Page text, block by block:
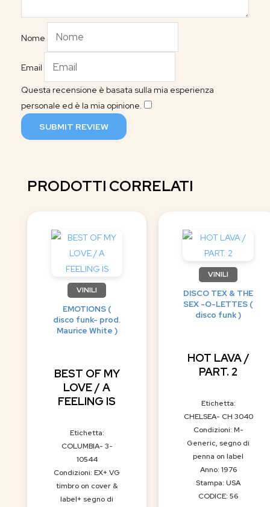
Nome
Email
Questa recensione è basata sulla mia esperienza
personale ed è la mia opinione.
SUBMIT REVIEW
PRODOTTI CORRELATI
VINILI
EMOTIONS (
disco funk- prod.
Maurice White )
BEST OF MY
LOVE / A
FEELING IS
Etichetta:
COLUMBIA- 3-
10544
Condizioni: EX+ VG
timbro on cover &
label+ segno di
VINILI
DISCO TEX & THE
SEX -O-LETTES (
disco funk )
HOT LAVA /
PART. 2
Etichetta:
CHELSEA- CH 3040
Condizioni: M-
Generic, segno di
penna on label
Anno: 1976
Stampa: USA
CODICE: 56